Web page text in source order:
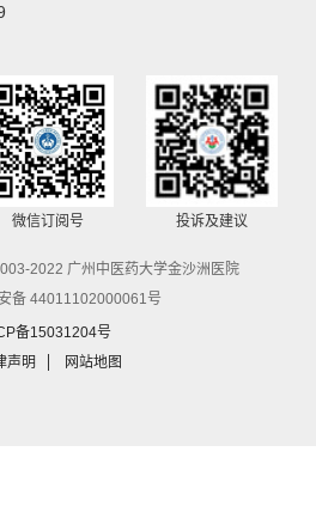
微信订阅号 投诉及建议
2022 广州中医药大学金沙洲医院
备 44011102000061号
备15031204号
声明
网站地图